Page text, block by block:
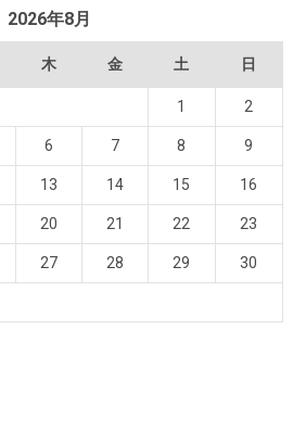
2026年8月
木 金 土 日
1 2
6 7 8 9
13 14 15 16
20 21 22 23
27 28 29 30